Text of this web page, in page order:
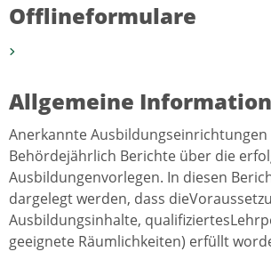
Offlineformulare
Allgemeine
Anerkannte
Behördejährlich Berichte über die
Ausbildungenvorlegen. In diesen
dargelegt werden, dass
Ausbildungsinhalte,
geeignete Räumlichkeiten) erfüllt